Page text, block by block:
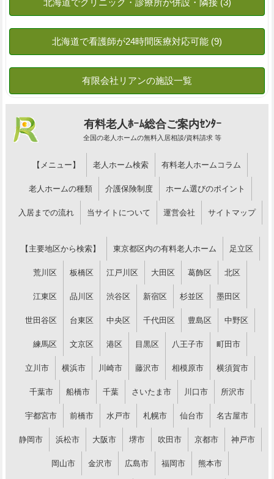
有料老人ﾎｰﾑ総合ご案内ｾﾝﾀｰ
全国の老人ホームの無料入居相談/資料請求 等
【メニュー】 老人ホーム検索 有料老人ホームコラム
老人ホームの種類 介護保険制度 ホーム選びのポイント
入居までの流れ 当サイトについて 運営会社 サイトマップ
【主要地区から検索】 東京都区内の有料老人ホーム 足立区
荒川区 板橋区 江戸川区 大田区 葛飾区 北区
江東区 品川区 渋谷区 新宿区 杉並区 墨田区
世田谷区 台東区 中央区 千代田区 豊島区 中野区
練馬区 文京区 港区 目黒区 八王子市 町田市
立川市 横浜市 川崎市 藤沢市 相模原市 横須賀市
千葉市 船橋市 千葉 さいたま市 川口市 所沢市
宇都宮市 前橋市 水戸市 札幌市 仙台市 名古屋市
静岡市 浜松市 大阪市 堺市 吹田市 京都市 神戸市
岡山市 金沢市 広島市 福岡市 熊本市